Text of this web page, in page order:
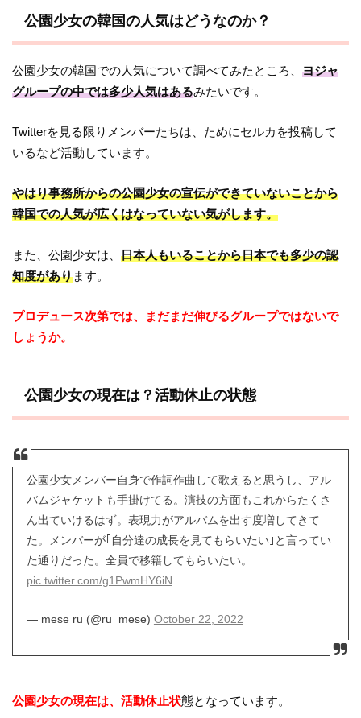
公園少女の韓国の人気はどうなのか？
公園少女の韓国での人気について調べてみたところ、ヨジャ
グループの中では多少人気はあるみたいです。
Twitterを見る限りメンバーたちは、ためにセルカを投稿して
いるなど活動しています。
やはり事務所からの公園少女の宣伝ができていないことから
韓国での人気が広くはなっていない気がします。
また、公園少女は、日本人もいることから日本でも多少の認
知度があります。
プロデュース次第では、まだまだ伸びるグループではないで
しょうか。
公園少女の現在は？活動休止の状態
公園少女メンバー自身で作詞作曲して歌えると思うし、アル
バムジャケットも手掛けてる。演技の方面もこれからたくさ
ん出ていけるはず。表現力がアルバムを出す度増してきて
た。メンバーが｢自分達の成長を見てもらいたい｣と言ってい
た通りだった。全員で移籍してもらいたい。
pic.twitter.com/g1PwmHY6iN
— mese ru (@ru_mese) October 22, 2022
公園少女の現在は、活動休止状態となっています。